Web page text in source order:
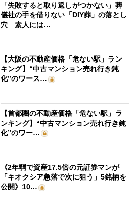
「失敗すると取り返しがつかない」葬
儀社の手を借りない「DIY葬」の落とし
穴 素人には…
【大阪の不動産価格「危ない駅」ラン
キング】“中古マンション売れ行き鈍
化”のワース…
【首都圏の不動産価格「危ない駅」ラ
ンキング】“中古マンション売れ行き鈍
化”のワー…
《2年弱で資産17.5倍の元証券マンが
「キオクシア急落で次に狙う」5銘柄を
公開》10…